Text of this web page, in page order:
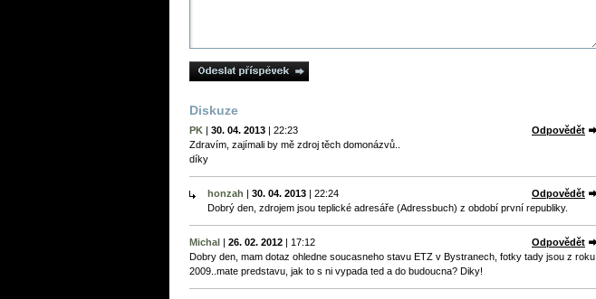
Diskuze
PK | 30. 04. 2013 | 22:23
Odpovědět
Zdravím, zajímali by mě zdroj těch domonázvů..
díky
honzah | 30. 04. 2013 | 22:24
Odpovědět
Dobrý den, zdrojem jsou teplické adresáře (Adressbuch) z období první republiky.
Michal | 26. 02. 2012 | 17:12
Odpovědět
Dobry den, mam dotaz ohledne soucasneho stavu ETZ v Bystranech, fotky tady jsou z roku
2009..mate predstavu, jak to s ni vypada ted a do budoucna? Diky!